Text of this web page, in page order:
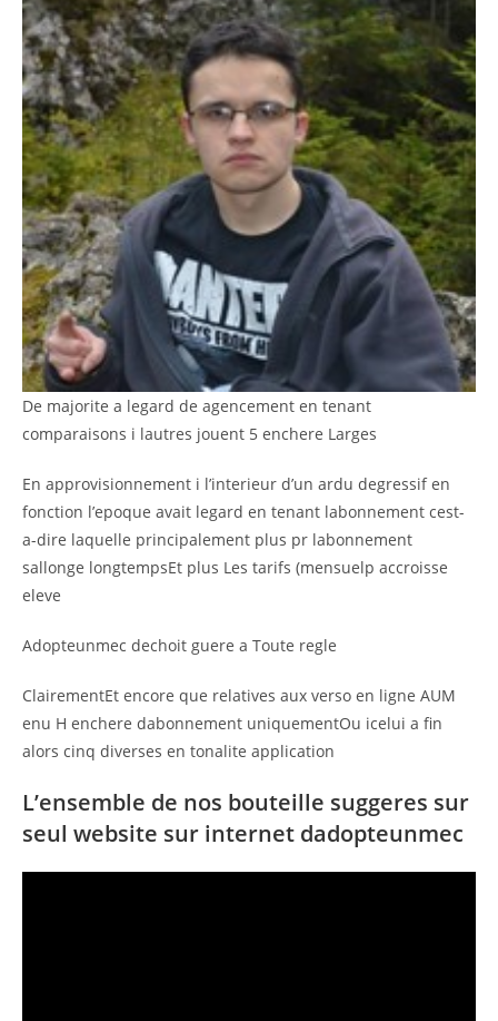
De majorite a legard de agencement en tenant
comparaisons i lautres jouent 5 enchere Larges
En approvisionnement i l’interieur d’un ardu degressif en
fonction l’epoque avait legard en tenant labonnement cest-
a-dire laquelle principalement plus pr labonnement
sallonge longtempsEt plus Les tarifs (mensuelp accroisse
eleve
Adopteunmec dechoit guere a Toute regle
ClairementEt encore que relatives aux verso en ligne AUM
enu H enchere dabonnement uniquementOu icelui a fin
alors cinq diverses en tonalite application
L’ensemble de nos bouteille suggeres sur
seul website sur internet dadopteunmec